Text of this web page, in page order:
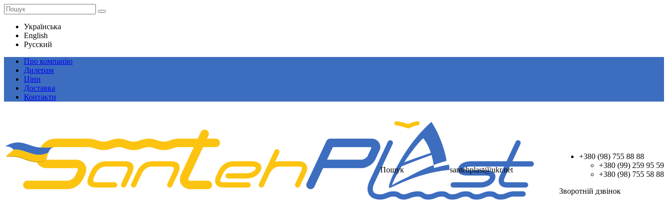
Українська
English
Русский
Про компанію
Дилерам
Ціни
Доставка
Контакти
Пошук santehplast@ukr.net
+380 (98) 755 88 88
+380 (99) 259 95 59
+380 (98) 755 58 88
Зворотнiй дзвiнок